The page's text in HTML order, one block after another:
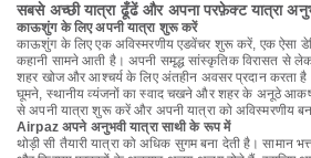
सबसे अच्छी यात्रा ढूँढें और अपना परफ़ेक्ट यात्रा
काऊशुंग के लिए अपनी यात्रा शुरू करें
काऊशुंग के लिए एक अविस्मरणीय एडवेंचर शुरू करें, एक ऐसा
कहानी सामने आती है। अपनी समृद्ध सांस्कृतिक विरासत से
शहर खोज और आश्चर्य के लिए अंतहीन अवसर प्रदान करता
घूमने, स्थानीय व्यंजनों का स्वाद चखने और शहर के अनूठे
से अपनी यात्रा शुरू करें और अपनी यात्रा को अविस्मरणीय
Airpaz अपने अनुभवी यात्रा साथी के रूप में
थोड़ी सी तैयारी यात्रा को अधिक सुगम बना देती है। सामान